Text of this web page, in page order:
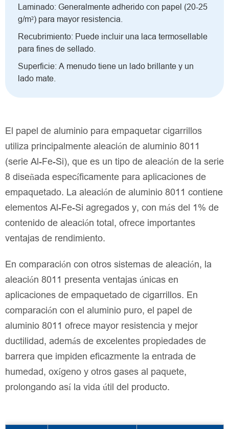
Laminado: Generalmente adherido con papel (20-25
g/m²) para mayor resistencia.
Recubrimiento: Puede incluir una laca termosellable
para fines de sellado.
Superficie: A menudo tiene un lado brillante y un
lado mate.
El papel de aluminio para empaquetar cigarrillos
utiliza principalmente aleación de aluminio 8011
(serie Al-Fe-Si), que es un tipo de aleación de la serie
8 diseñada específicamente para aplicaciones de
empaquetado. La aleación de aluminio 8011 contiene
elementos Al-Fe-Si agregados y, con más del 1% de
contenido de aleación total, ofrece importantes
ventajas de rendimiento.
En comparación con otros sistemas de aleación, la
aleación 8011 presenta ventajas únicas en
aplicaciones de empaquetado de cigarrillos. En
comparación con el aluminio puro, el papel de
aluminio 8011 ofrece mayor resistencia y mejor
ductilidad, además de excelentes propiedades de
barrera que impiden eficazmente la entrada de
humedad, oxígeno y otros gases al paquete,
prolongando así la vida útil del producto.